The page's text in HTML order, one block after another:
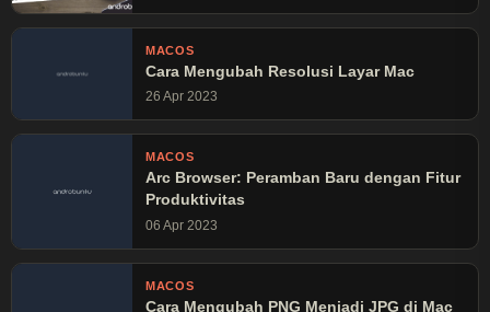
MACOS
Cara Mengubah Resolusi Layar Mac
26 Apr 2023
MACOS
Arc Browser: Peramban Baru dengan Fitur
Produktivitas
06 Apr 2023
MACOS
Cara Mengubah PNG Menjadi JPG di Mac